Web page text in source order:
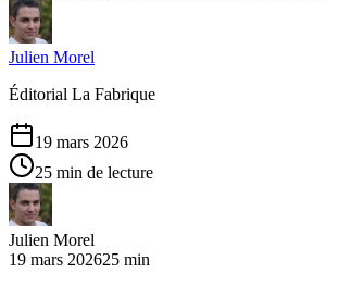
Julien Morel
Éditorial La Fabrique
19 mars 2026
25 min de lecture
Julien Morel
19 mars 202625 min